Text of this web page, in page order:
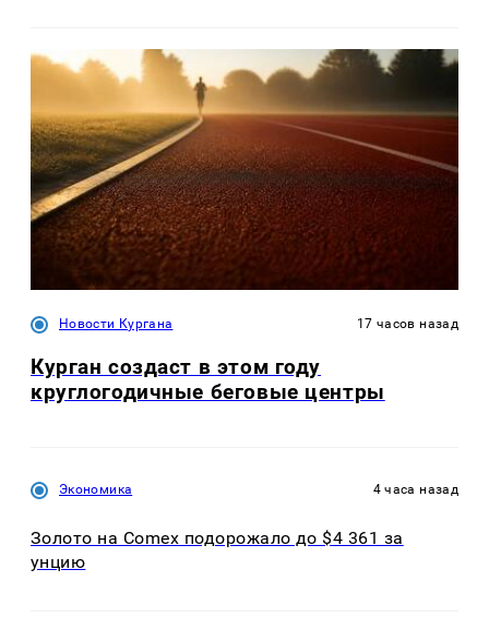
Новости Кургана 17 часов назад
Курган создаст в этом году
круглогодичные беговые центры
Экономика 4 часа назад
Золото на Comex подорожало до $4 361 за
унцию